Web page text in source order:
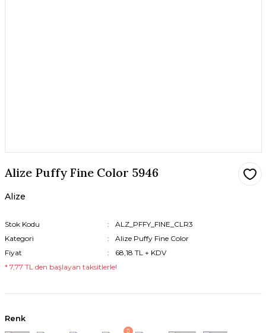
Alize Puffy Fine Color 5946
Alize
Stok Kodu
ALZ_PFFY_FINE_CLR3
Kategori
Alize Puffy Fine Color
Fiyat
68,18 TL + KDV
* 7,77 TL den başlayan taksitlerle!
Renk